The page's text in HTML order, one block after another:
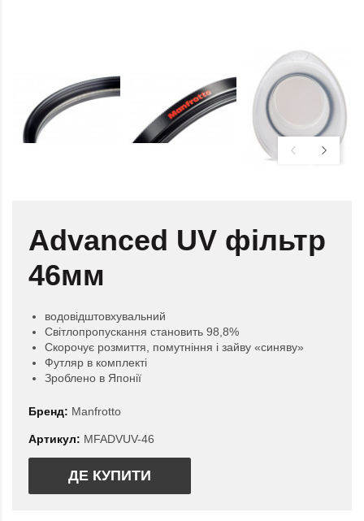
Advanced UV фільтр
46мм
водовідштовхувальний
Світлопропускання становить 98,8%
Скорочує розмиття, помутніння і зайву «синяву»
Футляр в комплекті
Зроблено в Японії
Бренд: Manfrotto
Артикул: MFADVUV-46
ДЕ КУПИТИ